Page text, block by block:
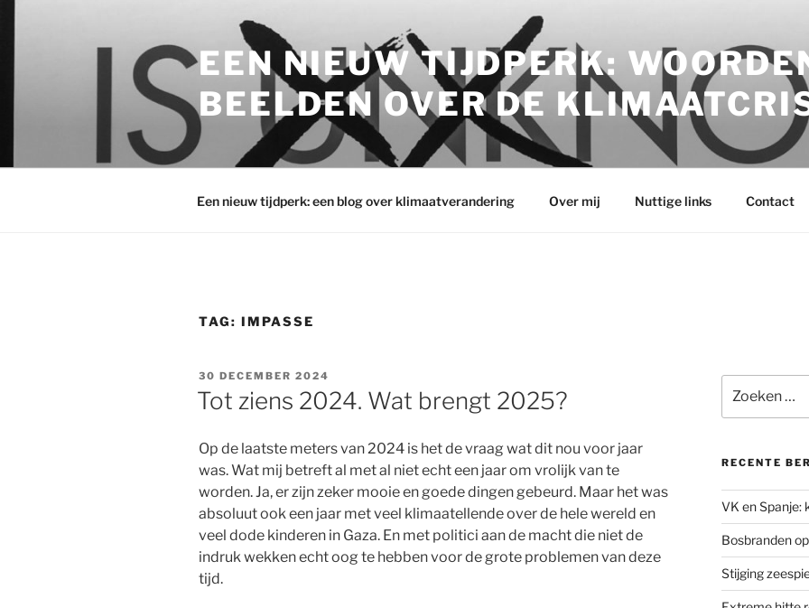
EEN NIEUW TIJDPERK:
BEELDEN OVER DE
Een nieuw tijdperk: een blog over klimaatverandering Over mij Nuttige links Contact
TAG: IMPASSE
GEPLAATST
OP
30 DECEMBER 2024
Tot ziens 2024. Wat brengt 2025?
Op de laatste meters van 2024 is het de vraag wat dit nou voor jaar
was. Wat mij betreft al met al niet echt een jaar om vrolijk van te
worden. Ja, er zijn zeker mooie en goede dingen gebeurd. Maar het was
absoluut ook een jaar met veel klimaatellende over de hele wereld en
veel dode kinderen in Gaza. En met politici aan de macht die niet de
indruk wekken echt oog te hebben voor de grote problemen van deze
tijd.
naar:
RECENTE
VK en Spanje:
Bosbranden
Stijging